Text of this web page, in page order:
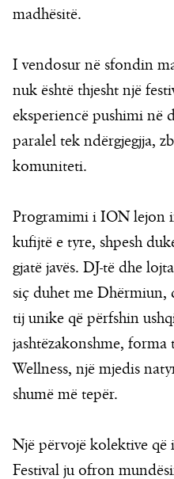
madhësitë.
I vendosur në sfondin
nuk është thjesht një
eksperiencë pushimi në
paralel tek ndërgjegjja,
komuniteti.
Programimi i ION lejon
kufijtë e tyre, shpesh
gjatë javës. DJ-të dhe
siç duhet me Dhërmiun,
tij unike që përfshin
jashtëzakonshme, forma
Wellness, një mjedis
shumë më tepër.
Një përvojë kolektive
Festival ju ofron